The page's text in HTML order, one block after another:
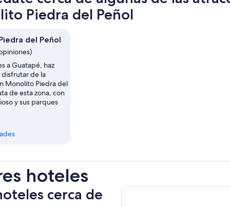
Piedra del Peñol
del Peñol
a Guatapé, haz
de la
Monolito Piedra del
de esta zona, con
y sus parques
hoteles
cerca de